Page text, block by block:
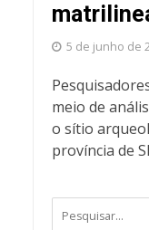
5 de junho de
meio de
o sítio
província de